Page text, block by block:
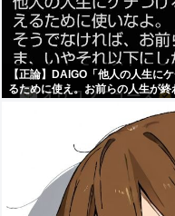
【正論】DAIGO「他人の人生に
るために使え。お前らの人生が終